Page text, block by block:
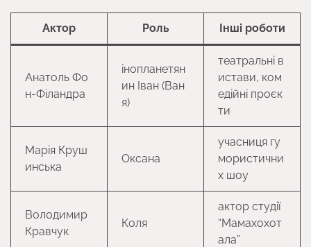
Актор Роль Інші роботи
Анатоль Фо
н-Філандра
інопланетян
ин Іван (Ван
я)
театральні в
истави, ком
едійні проєк
ти
Марія Круш
инська
Оксана
учасниця гу
мористични
х шоу
Володимир
Кравчук
Коля
актор студії
“Мамахохот
ала”